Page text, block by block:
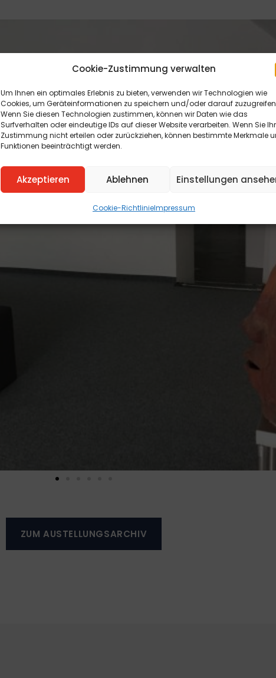
Cookie-Zustimmung verwalten
Um Ihnen ein optimales Erlebnis zu bieten, verwenden wir Technologien wie
Cookies, um Geräteinformationen zu speichern und/oder darauf
Wenn Sie diesen Technologien zustimmen, können wir Daten wie das
Surfverhalten oder eindeutige IDs auf dieser Website verarbeiten. Wenn Sie
Zustimmung nicht erteilen oder zurückziehen, können bestimmte Merkmale
Funktionen beeinträchtigt werden.
Akzeptieren Ablehnen Einstellungen
Cookie-RichtlinieImpressum
ZUM AUSTELLUNGSARCHIV